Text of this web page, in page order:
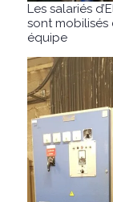
Les salariés
sont mobilisés
équipe